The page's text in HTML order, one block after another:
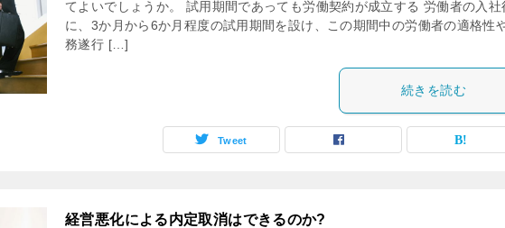
てよいでしょうか。 試用期間であっても労働契約が成立する 労働者の入社
に、3か月から6か月程度の試用期間を設け、この期間中の労働者の適格性
務遂行 […]
続きを読む
Tweet
経営悪化による内定取消はできるのか?